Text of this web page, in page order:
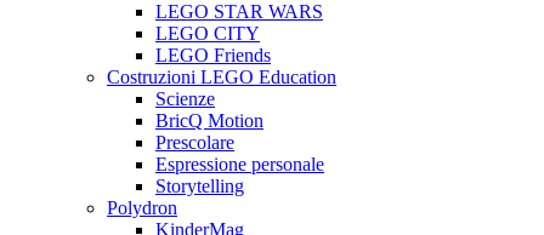
LEGO STAR WARS
LEGO CITY
LEGO Friends
Costruzioni LEGO Education
Scienze
BricQ Motion
Prescolare
Espressione personale
Storytelling
Polydron
KinderMag